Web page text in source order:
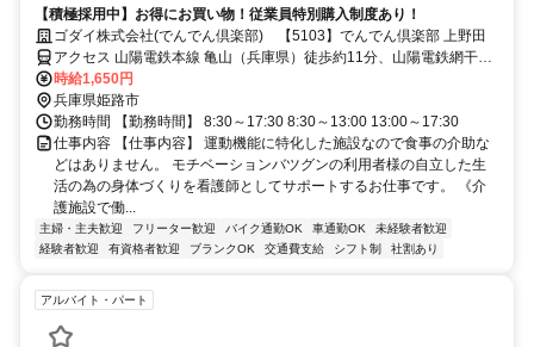
【積極採用中】お得にお買い物！従業員特別購入制度あり！
ゴダイ株式会社(でんでん倶楽部) 【5103】でんでん倶楽部 上野田
アクセス 山陽電鉄本線 亀山（兵庫県）徒歩約11分、山陽電鉄網干線
飾磨徒歩約19分、山陽電鉄本線 手柄徒歩約21分 山陽電鉄「亀山」駅
より徒歩10分
時給1,650円
兵庫県姫路市
勤務時間 【勤務時間】 8:30～17:30 8:30～13:00 13:00～17:30
仕事内容 【仕事内容】 運動機能に特化した施設なので食事の介助な
どはありません。 モチベーションバツグンの利用者様の自立した生
活の為の身体づくりを看護師としてサポートするお仕事です。 《介
護施設で働...
主婦・主夫歓迎 フリーター歓迎 バイク通勤OK 車通勤OK
未経験者歓迎
経験者歓迎
有資格者歓迎 ブランクOK 交通費支給 シフト制 社割あり
アルバイト・パート